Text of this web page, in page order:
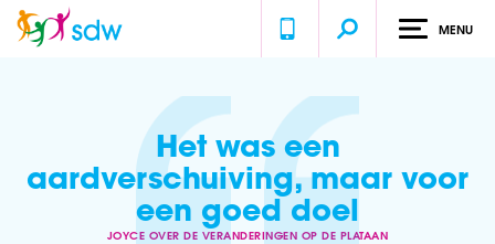
MENU
Het was een
aardverschuiving, maar voor
een goed doel
JOYCE OVER DE VERANDERINGEN OP DE PLATAAN